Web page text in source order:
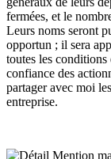
fermées, et le
Leurs noms seront
opportun ; il sera
toutes les conditions
confiance des
partager avec moi
entreprise.